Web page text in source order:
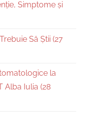
Simptome și
Să Știi (27
la
Alba Iulia (28